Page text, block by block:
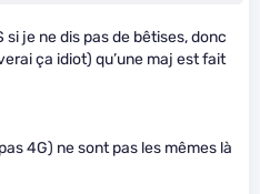
si je ne dis pas de bêtises, donc
ça idiot) qu’une maj est fait
4G) ne sont pas les mêmes là